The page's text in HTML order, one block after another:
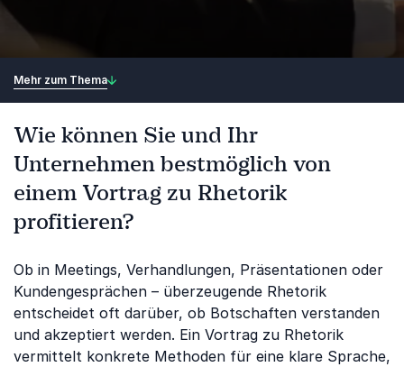
Mehr zum Thema
Wie können Sie und Ihr
Unternehmen bestmöglich von
einem Vortrag zu Rhetorik
profitieren?
Ob in Meetings, Verhandlungen, Präsentationen oder
Kundengesprächen – überzeugende Rhetorik
entscheidet oft darüber, ob Botschaften verstanden
und akzeptiert werden. Ein Vortrag zu Rhetorik
vermittelt konkrete Methoden für eine klare Sprache,